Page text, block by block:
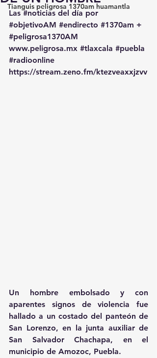
Tianguis peligrosa 1370am huamantla
Las #noticias del día por
#objetivoAM #endirecto #1370am +
#peligrosa1370AM
www.peligrosa.mx #tlaxcala #puebla
#radioonline
https://stream.zeno.fm/ktezveaxxjzvv
Un hombre embolsado y con
aparentes signos de violencia fue
hallado a un costado del panteón de
San Lorenzo, en la junta auxiliar de
San Salvador Chachapa, en el
municipio de Amozoc, Puebla.